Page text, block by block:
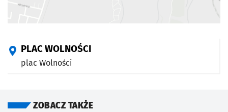
PLAC WOLNOŚCI
plac Wolności
ZOBACZ TAKŻE